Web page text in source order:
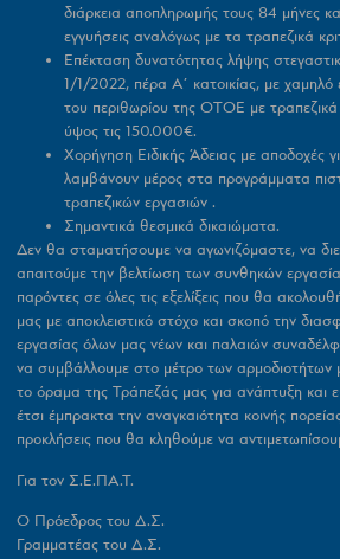
διάρκεια αποπληρωμής τους 84 μήνες
εγγυήσεις αναλόγως με τα τραπεζικά
Επέκταση δυνατότητας λήψης
1/1/2022, πέρα Α΄ κατοικίας, με χαμηλό
του περιθωρίου της ΟΤΟΕ με τραπεζικά
ύψος τις 150.000€.
Χορήγηση Ειδικής Άδειας με αποδοχές
λαμβάνουν μέρος στα προγράμματα
τραπεζικών εργασιών .
Σημαντικά θεσμικά δικαιώματα.
Δεν θα σταματήσουμε να αγωνιζόμαστε, να
απαιτούμε την βελτίωση των συνθηκών
παρόντες σε όλες τις εξελίξεις που θα
μας με αποκλειστικό στόχο και σκοπό την
εργασίας όλων μας νέων και παλαιών
να συμβάλλουμε στο μέτρο των αρμοδιοτήτων
το όραμα της Τράπεζάς μας για ανάπτυξη και
έτσι έμπρακτα την αναγκαιότητα κοινής
προκλήσεις που θα κληθούμε να
Για τον Σ.Ε.ΠΑ.Τ.
Ο Πρόεδρος του Δ.Σ.
Γραμματέας του Δ.Σ.